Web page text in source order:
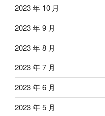
2023 年 10 月
2023 年 9 月
2023 年 8 月
2023 年 7 月
2023 年 6 月
2023 年 5 月